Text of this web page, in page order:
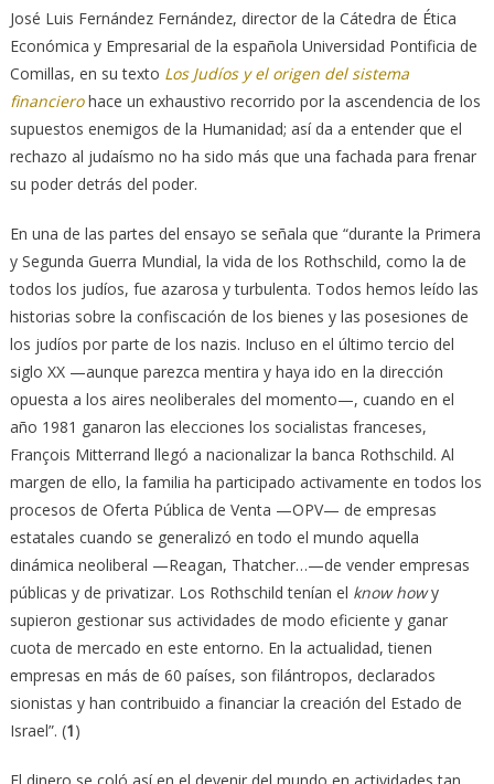
José Luis Fernández Fernández, director de la Cátedra de Ética
Económica y Empresarial de la española Universidad Pontificia de
Comillas, en su texto Los Judíos y el origen del sistema
financierohace un exhaustivo recorrido por la ascendencia de los
supuestos enemigos de la Humanidad; así da a entender que el
rechazo al judaísmo no ha sido más que una fachada para frenar
su poder detrás del poder.
En una de las partes del ensayo se señala que “durante la Primera
y Segunda Guerra Mundial, la vida de los Rothschild, como la de
todos los judíos, fue azarosa y turbulenta. Todos hemos leído las
historias sobre la confiscación de los bienes y las posesiones de
los judíos por parte de los nazis. Incluso en el último tercio del
siglo XX —aunque parezca mentira y haya ido en la dirección
opuesta a los aires neoliberales del momento—, cuando en el
año 1981 ganaron las elecciones los socialistas franceses,
François Mitterrand llegó a nacionalizar la banca Rothschild. Al
margen de ello, la familia ha participado activamente en todos los
procesos de Oferta Pública de Venta —OPV— de empresas
estatales cuando se generalizó en todo el mundo aquella
dinámica neoliberal —Reagan, Thatcher…—de vender empresas
públicas y de privatizar. Los Rothschild tenían el know howy
supieron gestionar sus actividades de modo eficiente y ganar
cuota de mercado en este entorno. En la actualidad, tienen
empresas en más de 60 países, son filántropos, declarados
sionistas y han contribuido a financiar la creación del Estado de
Israel”. (1)
El dinero se coló así en el devenir del mundo en actividades tan